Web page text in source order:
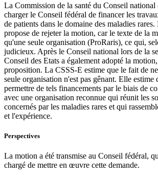
La Commission de la santé du Conseil
charger le Conseil fédéral de financer les
de patients dans le domaine des maladies
propose de rejeter la motion, car le texte de la
qu'une seule organisation (ProRaris), ce qui,
judicieux. Après le Conseil national lors de la
Conseil des Etats a également adopté la
proposition. La CSSS-E estime que le fait de
seule organisation n'est pas gênant. Elle estime
permettre de tels financements par le biais de
avec une organisation reconnue qui réunit les
concernés par les maladies rares et qui
et l'expérience.
Perspectives
La motion a été transmise au Conseil fédéral,
chargé de mettre en œuvre cette demande.